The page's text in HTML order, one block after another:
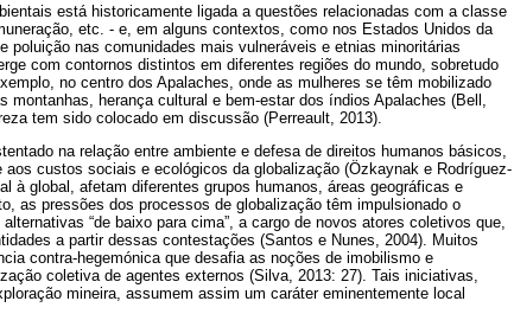
está historicamente ligada a questões relacionadas com a classe
etc. - e, em alguns contextos, como nos Estados Unidos da
poluição nas comunidades mais vulneráveis e etnias minoritárias
com contornos distintos em diferentes regiões do mundo, sobretudo
no centro dos Apalaches, onde as mulheres se têm mobilizado
herança cultural e bem-estar dos índios Apalaches (Bell,
tem sido colocado em discussão (Perreault, 2013).
na relação entre ambiente e defesa de direitos humanos básicos,
custos sociais e ecológicos da globalização (Özkaynak e Rodríguez-
à global, afetam diferentes grupos humanos, áreas geográficas e
as pressões dos processos de globalização têm impulsionado o
“de baixo para cima”, a cargo de novos atores coletivos que,
a partir dessas contestações (Santos e Nunes, 2004). Muitos
contra-hegemónica que desafia as noções de imobilismo e
coletiva de agentes externos (Silva, 2013: 27). Tais iniciativas,
mineira, assumem assim um caráter eminentemente local